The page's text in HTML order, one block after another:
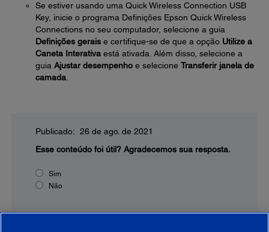
Se estiver usando uma Quick Wireless Connection USB
Key, inicie o programa Definições Epson Quick Wireless
Connections no seu computador, selecione a guia
Definições gerais e certifique-se de que a opção Utilize a
Caneta Interativa está ativada. Além disso, selecione a
guia Ajustar desempenho e selecione Transferir janela de
camada
Publicado: 26 de ago. de 2021
Esse conteúdo foi útil? Agradecemos sua resposta.
Sim
Não